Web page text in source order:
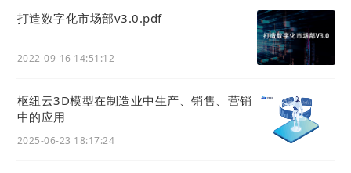
5
编辑完成后，点击页面底部的「保存」按钮，使设置
6
验证效果
打开任意一篇已发布的文章、视频、公告或最新活动
打造数字化市场部v3.0.pdf
2022-09-16 14:51:12
枢纽云3D模型在制造业中生产、销售、营销
中的应用
2025-06-23 18:17:24